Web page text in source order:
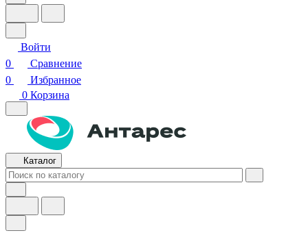
Войти
0
Сравнение
0
Избранное
0 Корзина
Каталог